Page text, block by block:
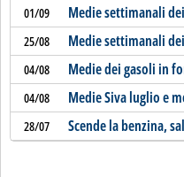
01/09 Medie settimanali
25/08 Medie settimanali
04/08 Medie dei gasoli in
04/08 Medie Siva luglio e
28/07 Scende la benzina,